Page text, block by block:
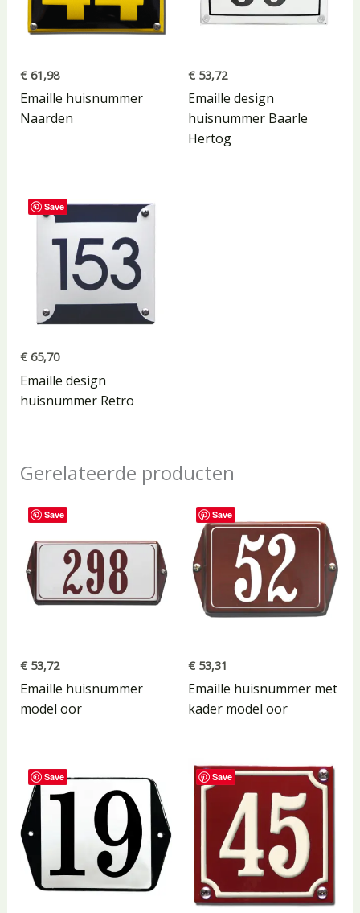
€61,98
Emaille huisnummer
Naarden
€ 53,72
Emaille design
huisnummer Baarle
Hertog
Save
€65,70
Emaille design
huisnummer Retro
Gerelateerde producten
Save
€53,72
Emaille huisnummer
model oor
Save
€ 53,31
Emaille huisnummer met
kader model oor
Save Save